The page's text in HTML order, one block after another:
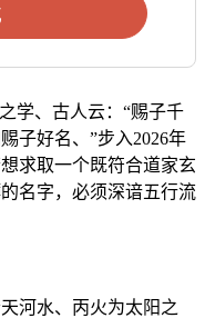
学、古人云：“赐子千
子好名、”步入2026年
求取一个既符合道家玄
名字，必须深谙五行流
河水、丙火为太阳之